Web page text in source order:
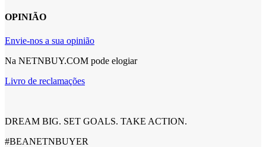
OPINIÃO
Envie-nos a sua opinião
Na NETNBUY.COM pode elogiar
Livro de reclamações
DREAM BIG. SET GOALS. TAKE ACTION.
#BEANETNBUYER